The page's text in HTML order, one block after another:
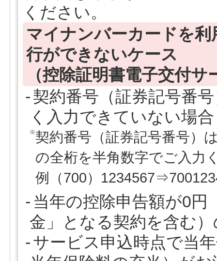
ください。
マイナンバーカードを
行ができないケース
（控除証明書電子交付サ
契約番号（証券記号番
く入力できていない場合
※契約番号（証券記号番号）
の全桁を半角数字でご入力
例（700）
当年の控除申告額が0円
金」となる契約を含む
サービス申込時点で当